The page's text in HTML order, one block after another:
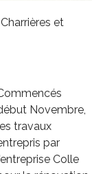
et
Novembre,
travaux
par
Colle